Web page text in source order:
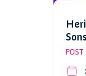
POST